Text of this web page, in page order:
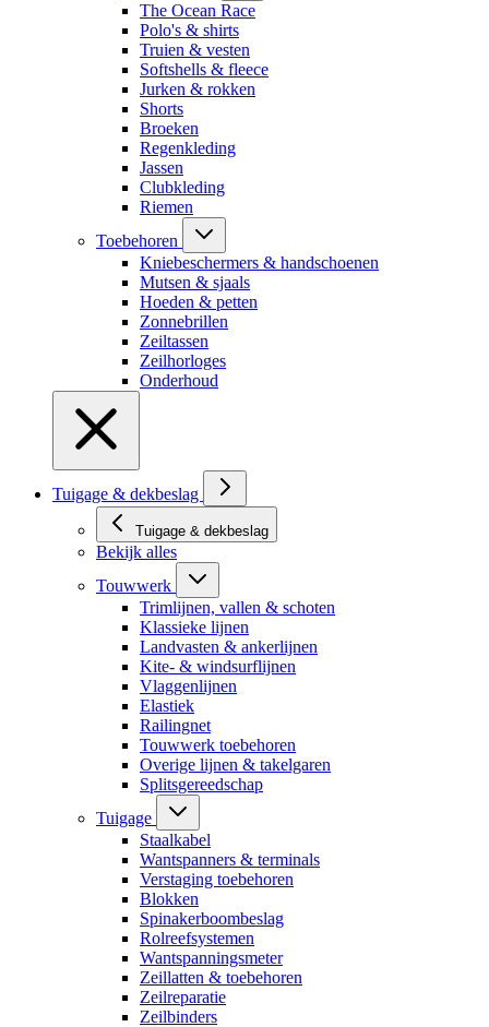
The Ocean Race
Polo's & shirts
Truien & vesten
Softshells & fleece
Jurken & rokken
Shorts
Broeken
Regenkleding
Jassen
Clubkleding
Riemen
Toebehoren
Kniebeschermers & handschoenen
Mutsen & sjaals
Hoeden & petten
Zonnebrillen
Zeiltassen
Zeilhorloges
Onderhoud
Tuigage & dekbeslag
Tuigage & dekbeslag
Bekijk alles
Touwwerk
Trimlijnen, vallen & schoten
Klassieke lijnen
Landvasten & ankerlijnen
Kite- & windsurflijnen
Vlaggenlijnen
Elastiek
Railingnet
Touwwerk toebehoren
Overige lijnen & takelgaren
Splitsgereedschap
Tuigage
Staalkabel
Wantspanners & terminals
Verstaging toebehoren
Blokken
Spinakerboombeslag
Rolreefsystemen
Wantspanningsmeter
Zeillatten & toebehoren
Zeilreparatie
Zeilbinders